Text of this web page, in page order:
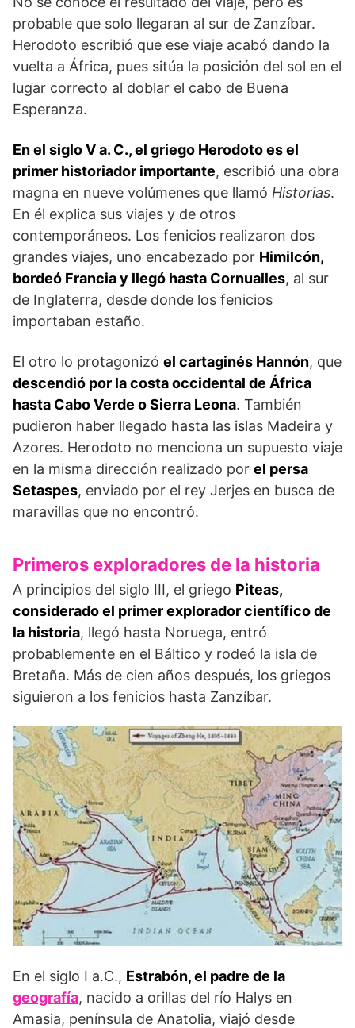
probable que solo llegaran al sur de Zanzíbar.
Herodoto escribió que ese viaje acabó dando la
vuelta a África, pues sitúa la posición del sol en el
lugar correcto al doblar el cabo de Buena
Esperanza.
En el siglo V a. C., el griego Herodoto es el
primer historiador importante, escribió una obra
magna en nueve volúmenes que llamó Historias.
En él explica sus viajes y de otros
contemporáneos. Los fenicios realizaron dos
grandes viajes, uno encabezado por Himilcón,
bordeó Francia y llegó hasta Cornualles, al sur
de Inglaterra, desde donde los fenicios
importaban estaño.
El otro lo protagonizó el cartaginés Hannón, que
descendió por la costa occidental de África
hasta Cabo Verde o Sierra Leona. También
pudieron haber llegado hasta las islas Madeira y
Azores. Herodoto no menciona un supuesto viaje
en la misma dirección realizado por el persa
Setaspes, enviado por el rey Jerjes en busca de
maravillas que no encontró.
Primeros exploradores de la historia
A principios del siglo III, el griego Piteas,
considerado el primer explorador científico de
la historia, llegó hasta Noruega, entró
probablemente en el Báltico y rodeó la isla de
Bretaña. Más de cien años después, los griegos
siguieron a los fenicios hasta Zanzíbar.
En el siglo I a.C., Estrabón, el padre de la
geografía, nacido a orillas del río Halys en
Amasia, península de Anatolia, viajó desde